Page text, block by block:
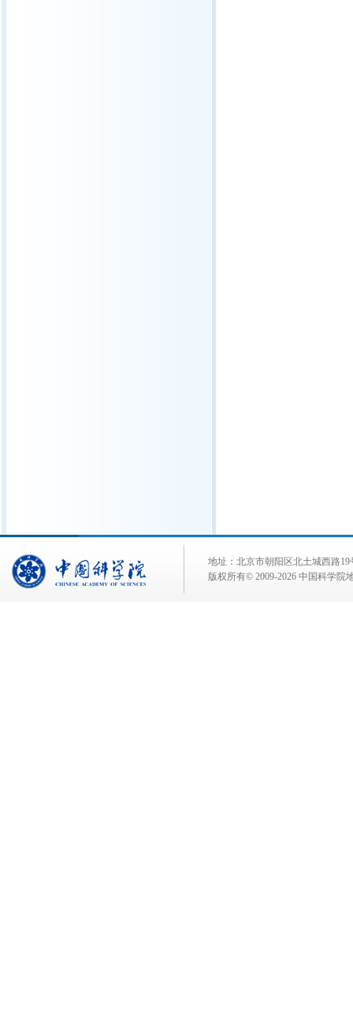
地址：北京市朝阳区北土城西路
版权所有© 2009-2026 中国科学院